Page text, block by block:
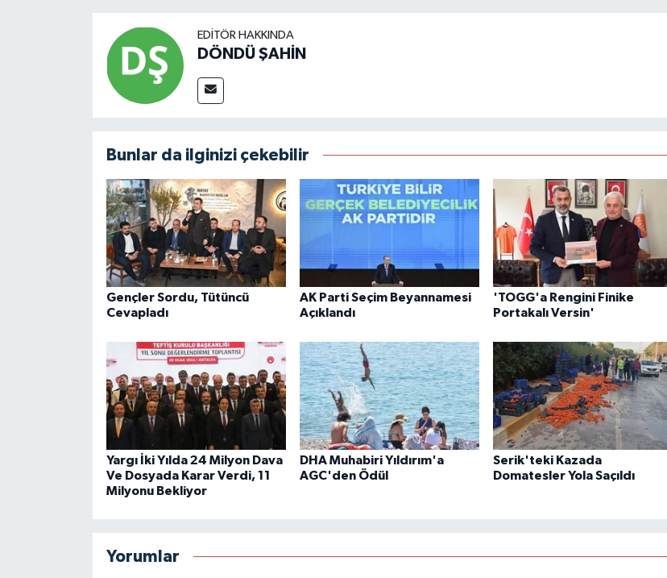
EDITÖR HAKKINDA
DÖNDÜ ŞAHİN
Bunlar da ilginizi çekebilir
Gençler Sordu, Tütüncü
Cevapladı
AK Parti Seçim Beyannamesi
Açıklandı
'TOGG'a Rengini Finike
Portakalı Versin'
Yargı İki Yılda 24 Milyon Dava
Ve Dosyada Karar Verdi, 11
Milyonu Bekliyor
DHA Muhabiri Yıldırım'a
AGC'den Ödül
Serik'teki Kazada
Domatesler Yola Saçıldı
Yorumlar